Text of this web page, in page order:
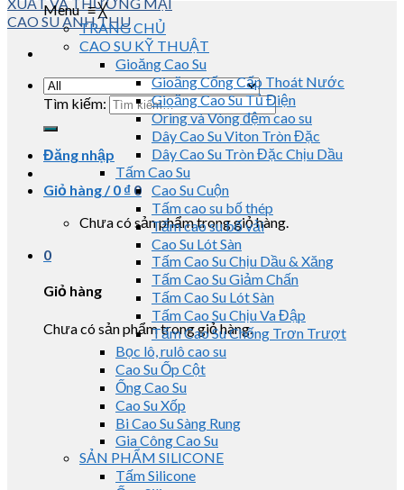
Tìm kiếm:
Đăng nhập
Giỏ hàng /0 ₫ 0
Chưa có sản phẩm trong giỏ hàng.
0
Giỏ hàng
Chưa có sản phẩm trong giỏ hàng.
Menu≡╳
TRANG CHỦ
CAO SU KỸ THUẬT
Gioăng Cao Su
Gioăng Cống Cấp Thoát Nước
Gioăng Cao Su Tủ Điện
Oring và Vòng đệm cao su
Dây Cao Su Viton Tròn Đặc
Dây Cao Su Tròn Đặc Chịu Dầu
Tấm Cao Su
Cao Su Cuộn
Tấm cao su bố thép
Tấm cao su bố vải
Cao Su Lót Sàn
Tấm Cao Su Chịu Dầu & Xăng
Tấm Cao Su Giảm Chấn
Tấm Cao Su Lót Sàn
Tấm Cao Su Chịu Va Đập
Tấm Cao Su Chống Trơn Trượt
Bọc lô, rulô cao su
Cao Su Ốp Cột
Ống Cao Su
Cao Su Xốp
Bi Cao Su Sàng Rung
Gia Công Cao Su
SẢN PHẨM SILICONE
Tấm Silicone